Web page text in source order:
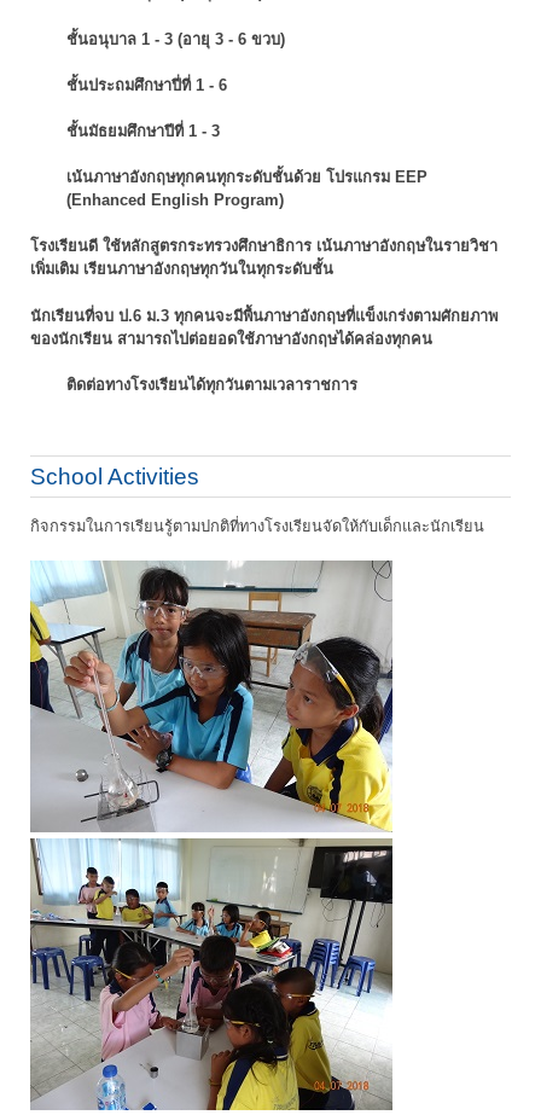
ชั้นอนุบาล 1 - 3 (อายุ 3 - 6 ขวบ)
ชั้นประถมศึกษาปี่ที่ 1 - 6
ชั้นมัธยมศึกษาปีที่ 1 - 3
เน้นภาษาอังกฤษทุกคนทุกระดับชั้นด้วย โปรแกรม EEP
(Enhanced English Program)
โรงเรียนดี ใช้หลักสูตรกระทรวงศึกษาธิการ เน้นภาษาอังกฤษในรายวิชา
เพิ่มเติม เรียนภาษาอังกฤษทุกวันในทุกระดับชั้น
นักเรียนที่จบ ป.6 ม.3 ทุกคนจะมีพื้นภาษาอังกฤษที่แข็งเกร่งตามศักยภาพ
ของนักเรียน สามารถไปต่อยอดใช้ภาษาอังกฤษได้คล่องทุกคน
ติดต่อทางโรงเรียนได้ทุกวันตามเวลาราชการ
School Activities
กิจกรรมในการเรียนรู้ตามปกติที่ทางโรงเรียนจัดให้กับเด็กและนักเรียน